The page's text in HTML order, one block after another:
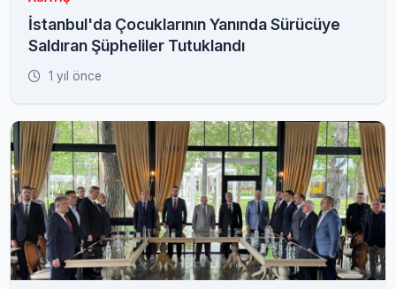
İstanbul'da Çocuklarının Yanında Sürücüye
Saldıran Şüpheliler Tutuklandı
1 yıl önce